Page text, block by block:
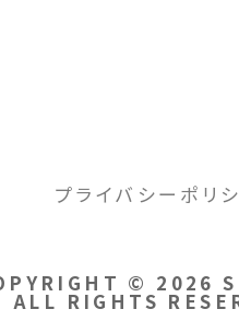
プライバシーポリ
© 2026
ALL RIGHTS